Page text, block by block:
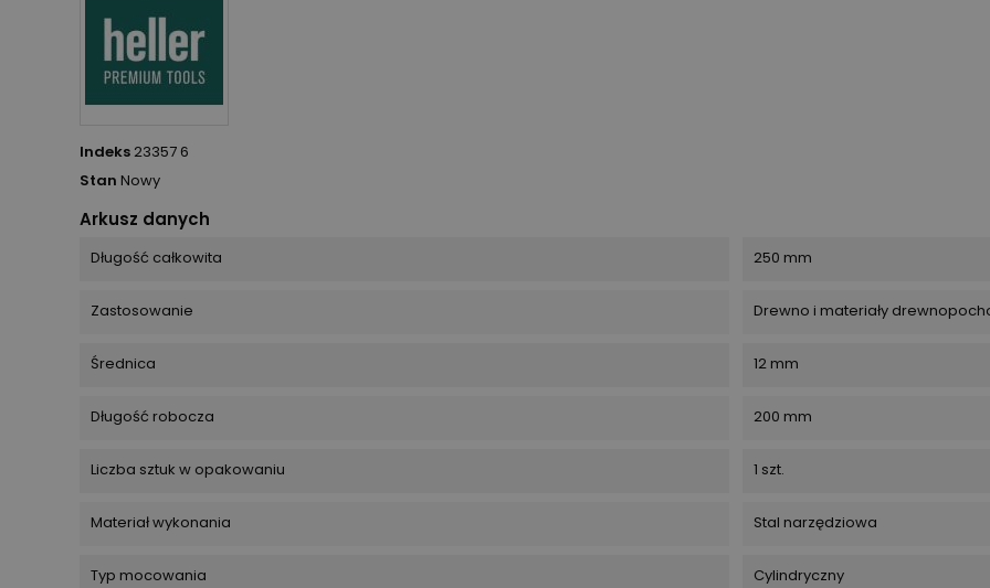
Indeks 23357 6
Stan Nowy
Arkusz danych
Długość całkowita 250 mm
Zastosowanie Drewno i materiały
Średnica 12 mm
Długość robocza 200 mm
Liczba sztuk w opakowaniu 1 szt.
Materiał wykonania Stal narzędziowa
Typ mocowania Cylindryczny